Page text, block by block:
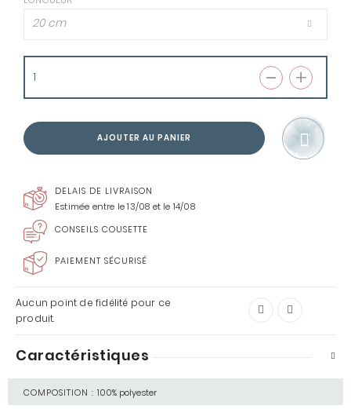
20 cm
AJOUTER AU PANIER
DELAIS DE LIVRAISON
Estimée entre le 13/08 et le 14/08
CONSEILS COUSETTE
PAIEMENT SÉCURISÉ
Aucun point de fidélité pour ce
produit.
Caractéristiques
COMPOSITION : 100% polyester